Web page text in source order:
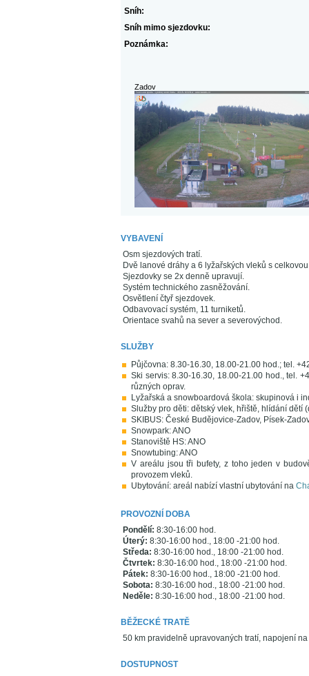
Sníh:
Sníh mimo sjezdovku:
Poznámka:
Zadov
VYBAVENÍ
Osm sjezdových tratí.
Dvě lanové dráhy a 6 lyžařských vleků s
Sjezdovky se 2x denně upravují.
Systém technického zasněžování.
Osvětlení čtyř sjezdovek.
Odbavovací systém, 11 turniketů.
Orientace svahů na sever a severovýchod.
SLUŽBY
Půjčovna: 8.30-16.30, 18.00-21.00 hod.; tel.
Ski servis: 8.30-16.30, 18.00-21.00 hod., tel.
různých oprav.
Lyžařská a snowboardová škola: skupinová i
Služby pro děti: dětský vlek, hřiště, hlídání dětí
SKIBUS: České Budějovice-Zadov, Písek-
Snowpark: ANO
Stanoviště HS: ANO
Snowtubing: ANO
V areálu jsou tři bufety, z toho jeden v
provozem vleků.
Ubytování: areál nabízí vlastní ubytování na
PROVOZNÍ DOBA
Pondělí: 8:30-16:00 hod.
Úterý: 8:30-16:00 hod., 18:00 -21:00 hod.
Středa: 8:30-16:00 hod., 18:00 -21:00 hod.
Čtvrtek: 8:30-16:00 hod., 18:00 -21:00 hod.
Pátek: 8:30-16:00 hod., 18:00 -21:00 hod.
Sobota: 8:30-16:00 hod., 18:00 -21:00 hod.
Neděle: 8:30-16:00 hod., 18:00 -21:00 hod.
BĚŽECKÉ TRATĚ
50 km pravidelně upravovaných tratí, napojení
DOSTUPNOST